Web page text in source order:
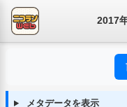
2017
メタデータを表示